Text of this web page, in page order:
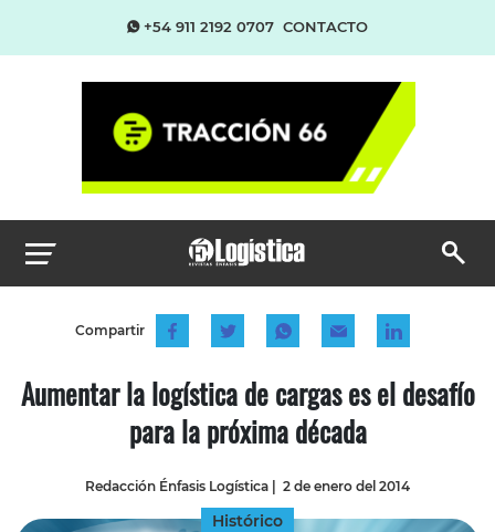
+54 911 2192 0707 CONTACTO
Compartir
Aumentar la logística de cargas es el desafío
para la próxima década
Redacción Énfasis Logística | 2 de enero del 2014
Histórico